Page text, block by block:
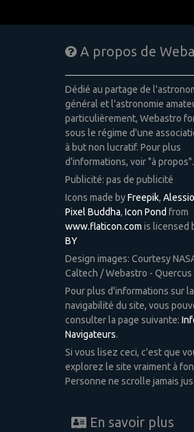
A propos de
Dédié au partage de
général et l'astronomie
particulièrement, Webastro
sous le régime d'une
à but non lucratif. Pour plus
d'informations, voir "à propos".
Publicité: pas de publicité
Icons made byFreepik,
Pixel Buddha, Icon Pond from
www.flaticon.com is licensed
BY
Design images: Courtesy
Caltech / Webastro - Quercus
Pour plus d'informations sur la
navigabilité du site, vous
consulter la page suivante:
Navigateurs.
Si vous lisez ceci, c'est que
explorez le site vraiment à
Personne ne scrolle jamais
En savoir plus